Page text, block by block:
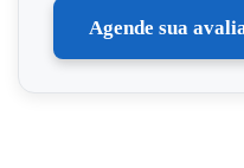
Agende sua